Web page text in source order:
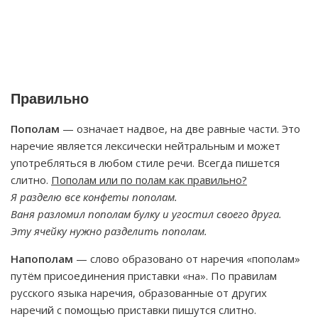
Правильно
Пополам — означает надвое, на две равные части. Это
наречие является лексически нейтральным и может
употребляться в любом стиле речи. Всегда пишется
слитно. Пополам или по полам как правильно?
Я разделю все конфеты пополам.
Ваня разломил пополам булку и угостил своего друга.
Эту ячейку нужно разделить пополам.
Напополам — слово образовано от наречия «пополам»
путём присоединения приставки «на». По правилам
русского языка наречия, образованные от других
наречий с помощью приставки пишутся слитно.